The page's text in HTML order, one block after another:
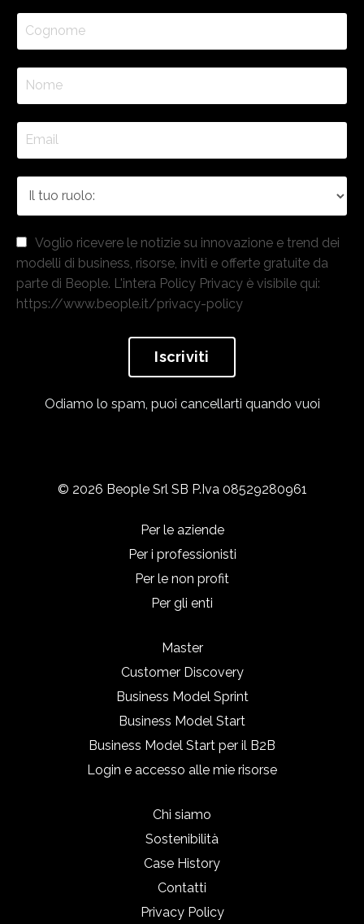
Voglio ricevere le notizie su innovazione e trend dei
modelli di business, risorse, inviti e offerte gratuite da
parte di Beople. L'intera Policy Privacy è visibile qui:
https://www.beople.it/privacy-policy
Iscriviti
Odiamo lo spam, puoi cancellarti quando vuoi
© 2026 Beople Srl SB P.Iva 08529280961
Per le aziende
Per i professionisti
Per le non profit
Per gli enti
Master
Customer Discovery
Business Model Sprint
Business Model Start
Business Model Start per il B2B
Login e accesso alle mie risorse
Chi siamo
Sostenibilità
Case History
Contatti
Privacy Policy